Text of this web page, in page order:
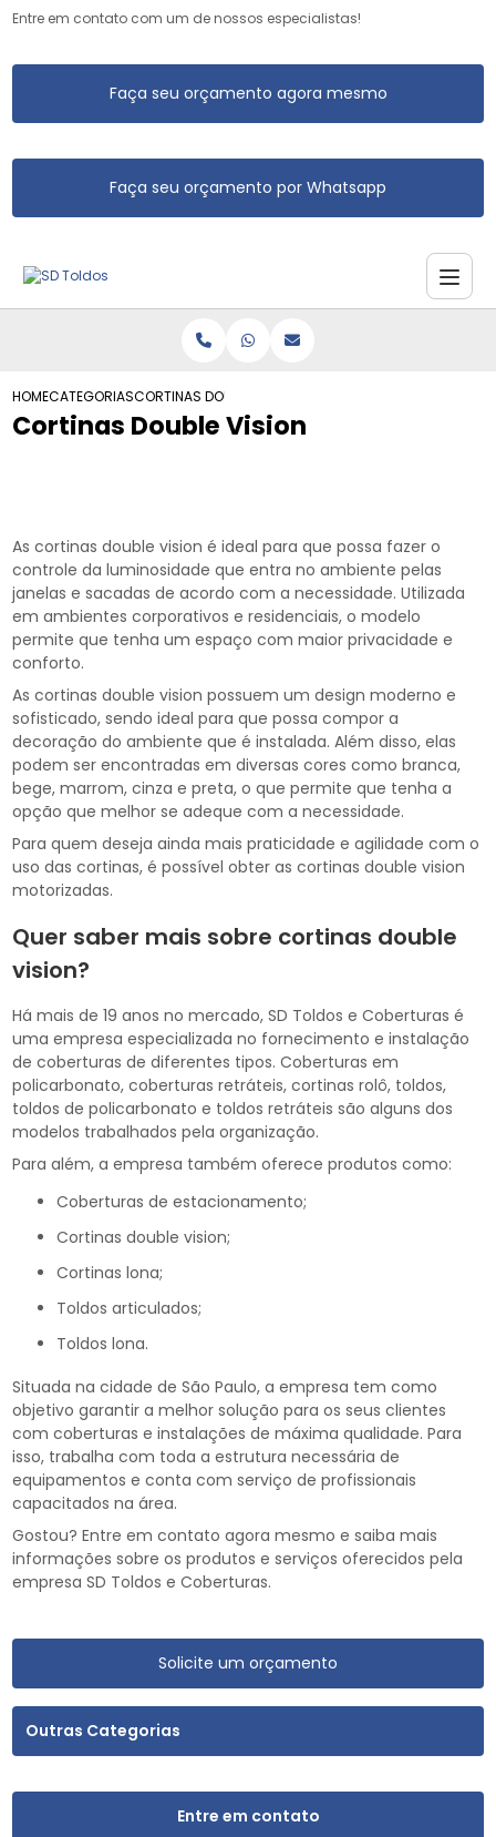
Entre em contato com um de nossos especialistas!
Faça seu orçamento agora mesmo
Faça seu orçamento por Whatsapp
HOMECATEGORIASCORTINAS DOUBLE VISION
Cortinas Double Vision
As cortinas double vision é ideal para que possa fazer o
controle da luminosidade que entra no ambiente pelas
janelas e sacadas de acordo com a necessidade. Utilizada
em ambientes corporativos e residenciais, o modelo
permite que tenha um espaço com maior privacidade e
conforto.
As cortinas double vision possuem um design moderno e
sofisticado, sendo ideal para que possa compor a
decoração do ambiente que é instalada. Além disso, elas
podem ser encontradas em diversas cores como branca,
bege, marrom, cinza e preta, o que permite que tenha a
opção que melhor se adeque com a necessidade.
Para quem deseja ainda mais praticidade e agilidade com o
uso das cortinas, é possível obter as cortinas double vision
motorizadas.
Quer saber mais sobre cortinas double
vision?
Há mais de 19 anos no mercado, SD Toldos e Coberturas é
uma empresa especializada no fornecimento e instalação
de coberturas de diferentes tipos. Coberturas em
policarbonato, coberturas retráteis, cortinas rolô, toldos,
toldos de policarbonato e toldos retráteis são alguns dos
modelos trabalhados pela organização.
Para além, a empresa também oferece produtos como:
coberturas de estacionamento;
cortinas double vision;
cortinas lona;
toldos articulados;
toldos lona.
Situada na cidade de São Paulo, a empresa tem como
objetivo garantir a melhor solução para os seus clientes
com coberturas e instalações de máxima qualidade. Para
isso, trabalha com toda a estrutura necessária de
equipamentos e conta com serviço de profissionais
capacitados na área.
Gostou? Entre em contato agora mesmo e saiba mais
informações sobre os produtos e serviços oferecidos pela
empresa SD Toldos e Coberturas.
Solicite um orçamento
Outras Categorias
Entre em contato